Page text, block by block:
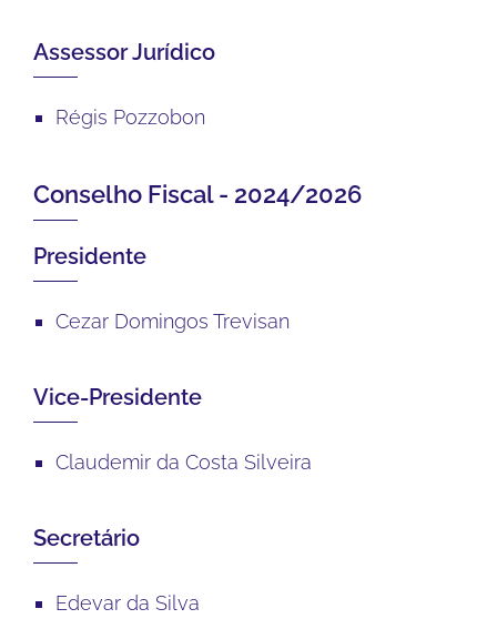
Assessor Jurídico
Régis Pozzobon
Conselho Fiscal - 2024/2026
Presidente
Cezar Domingos Trevisan
Vice-Presidente
Claudemir da Costa Silveira
Secretário
Edevar da Silva